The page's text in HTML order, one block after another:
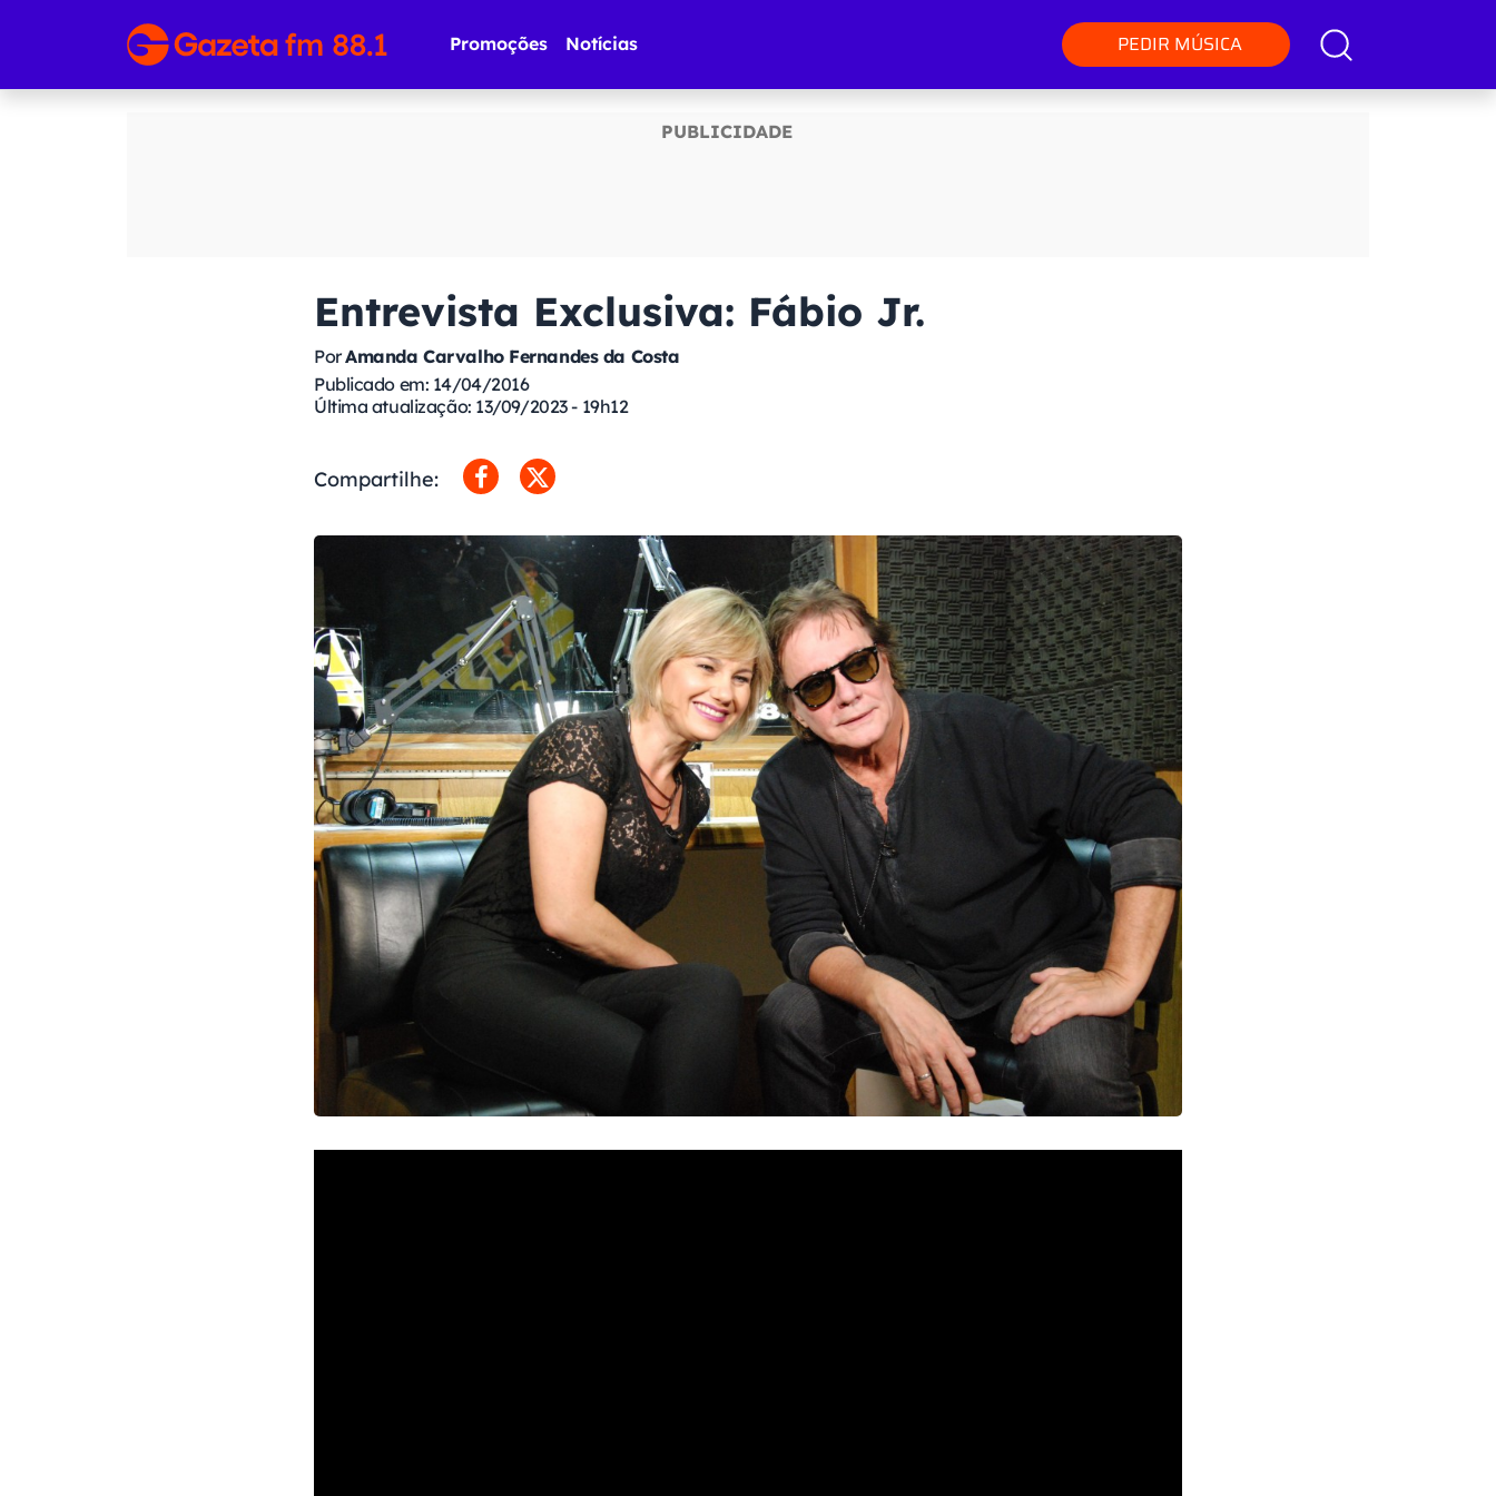
Promoções Notícias PEDIR MÚSICA
Entrevista Exclusiva: Fábio Jr.
PorAmanda Carvalho Fernandes da Costa
Publicado em: 14/04/2016
Última atualização: 13/09/2023 - 19h12
Compartilhe: